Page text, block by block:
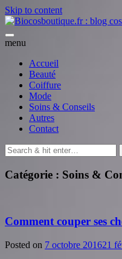
Skip to content
menu
Accueil
Beauté
Coiffure
Mode
Soins & Conseils
Autres
Contact
Catégorie : Soins &
Comment couper ses
Posted on 7 octobre 201621